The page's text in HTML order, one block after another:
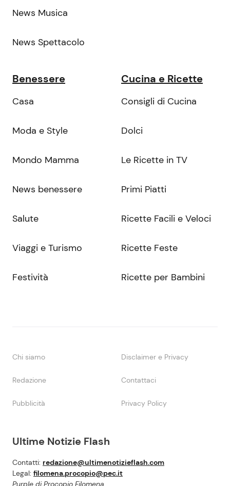
Ultime Notizie Flash
Contatti: redazione@ultimenotizieflash.com
Legal: filomena.procopio@pec.it
Purple di Procopio Filomena
News Musica
News Spettacolo
Benessere
Casa
Moda e Style
Mondo Mamma
News benessere
Salute
Viaggi e Turismo
Festività
Cucina e Ricette
Consigli di Cucina
Dolci
Le Ricette in TV
Primi Piatti
Ricette Facili e Veloci
Ricette Feste
Ricette per Bambini
Chi siamo Disclaimer e Privacy
Redazione Contattaci
Pubblicità Privacy Policy